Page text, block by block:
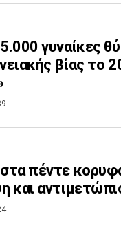
γυναίκες
βίας το
πέντε
και